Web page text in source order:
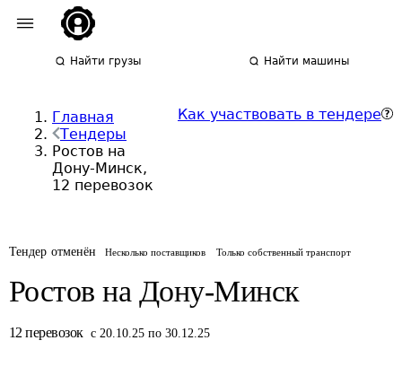
Найти грузы Найти машины
Главная
Тендеры
Ростов на
Дону-Минск,
12 перевозок
Как участвовать в тендере
Тендер отменён Несколько поставщиков Только собственный транспорт
Ростов на Дону-Минск
12 перевозок с 20.10.25 по 30.12.25